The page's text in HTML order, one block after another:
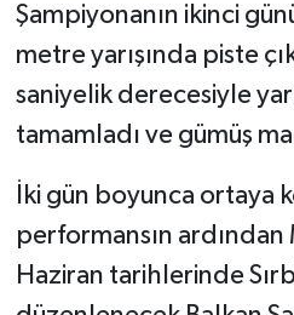
Şampiyonanın ikinci
metre yarışında piste
saniyelik derecesiyle
tamamladı ve gümüş
İki gün boyunca ortaya
performansın ardından
Haziran tarihlerinde